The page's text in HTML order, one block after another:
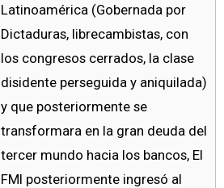
Latinoamérica (Gobernada por
Dictaduras, librecambistas, con
los congresos cerrados, la clase
disidente perseguida y aniquilada)
y que posteriormente se
transformara en la gran deuda del
tercer mundo hacia los bancos, El
FMI posteriormente ingresó al